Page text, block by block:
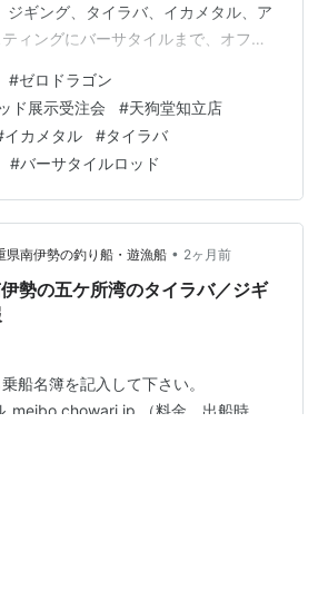
ジギング、タイラバ、イカメタル、ア
ィングにバーサタイルまで、オフシ
ってアンケートにご記入頂いた方に
ゴンステッカーをプレゼント♬ さら
方には、空くじなしの抽選会でTシャ
♪ 初日13日（土）と最終日28日
にはメーカースタッフによる店頭
#ゼロドラゴン
ド展示受注会 #天狗堂知立店
イカメタル #タイラバ
#バーサタイルロッド
県南伊勢の釣り船・遊漁船 • 2ヶ月前
勢の五ケ所湾のタイラバ／ジギ